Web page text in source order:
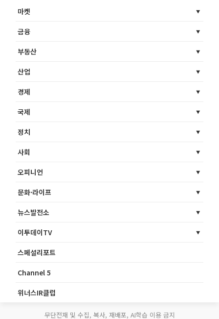
마켓
금융
부동산
산업
경제
국제
정치
사회
오피니언
문화·라이프
뉴스발전소
이투데이TV
스페셜리포트
Channel 5
위너스IR클럽
무단전재 및 수집, 복사, 재배포, AI학습 이용 금지